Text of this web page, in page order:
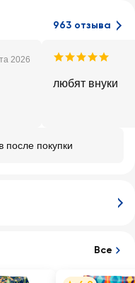
963 отзыва
2026
любят внуки
после покупки
Все